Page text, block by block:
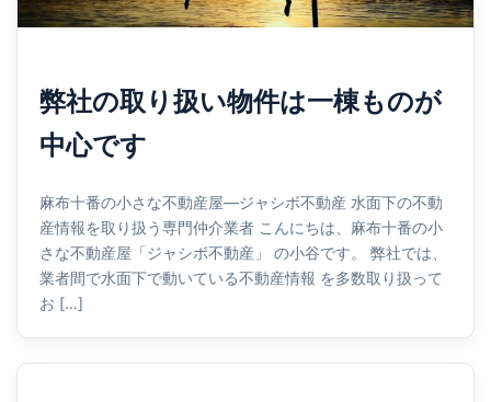
弊社の取り扱い物件は一棟ものが
中心です
麻布十番の小さな不動産屋—ジャシボ不動産 水面下の不動
産情報を取り扱う専門仲介業者 こんにちは、麻布十番の小
さな不動産屋「ジャシボ不動産」 の小谷です。 弊社では、
業者間で水面下で動いている不動産情報 を多数取り扱って
お […]